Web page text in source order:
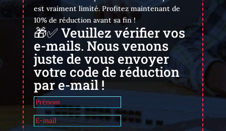
est vraiment limité. Profitez maintenant de
10% de réduction avant sa fin !
🎁✅ Veuillez vérifier vos
e-mails. Nous venons
juste de vous envoyer
votre code de réduction
par e-mail !